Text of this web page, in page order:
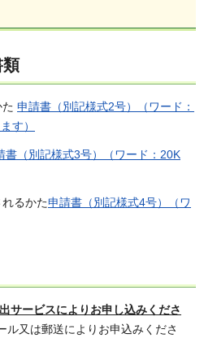
類
申請書（別記様式2号）（ワード：
す）
書（別記様式3号）（ワード：20K
るかた申請書（別記様式4号）（ワ
サービスによりお申し込みくださ
ル又は郵送によりお申込みくださ